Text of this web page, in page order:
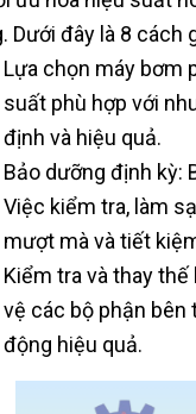
Dưới đây là 8 cách
Lựa chọn máy bơm
suất phù hợp với
định và hiệu quả.
Bảo dưỡng định kỳ:
Việc kiểm tra, làm
mượt mà và tiết
Kiểm tra và thay
vệ các bộ phận bên
động hiệu quả.